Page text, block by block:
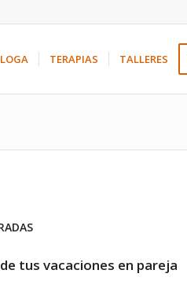
TERAPIAS TALLERES
tus vacaciones en pareja